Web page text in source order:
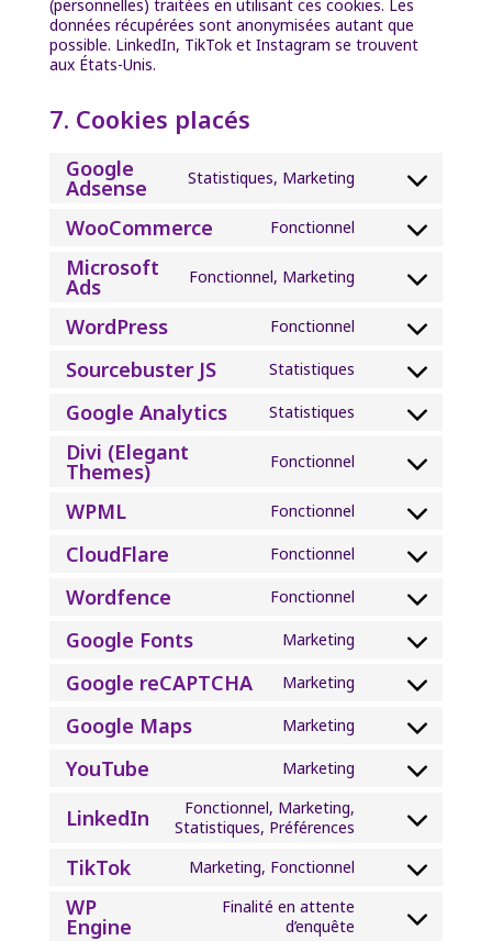
(personnelles) traitées en utilisant ces cookies. Les
données récupérées sont anonymisées autant que
possible. LinkedIn, TikTok et Instagram se trouvent
aux États-Unis.
7. Cookies placés
Google
Adsense Statistiques, Marketing
Consent
service
WooCommerce Fonctionnel
Consent
service
Microsoft
Ads Fonctionnel, Marketing
Consent
service
WordPress Fonctionnel
Consent
service
Sourcebuster JS Statistiques
Consent
service
Google Analytics Statistiques
Consent
service
Divi (Elegant
Themes) Fonctionnel
Consent
service
(elegant-
themes)
WPML Fonctionnel
Consent
service
CloudFlare Fonctionnel
Consent
service
Wordfence Fonctionnel
Consent
service
Google Fonts Marketing
Consent
service
fonts
Google reCAPTCHA Marketing
Consent
service
recaptcha
Google Maps Marketing
Consent
service
maps
YouTube Marketing
Consent
service
LinkedIn
Fonctionnel, Marketing,
Statistiques, Préférences
Consent
service
TikTok Marketing, Fonctionnel
Consent
service
WP
Engine
Finalité en attente
d’enquête
Consent